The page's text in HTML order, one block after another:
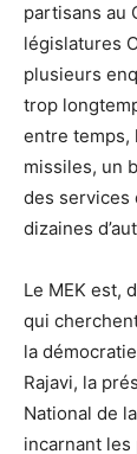
partisans au
législatures
plusieurs
trop
entre temps,
missiles, un
des services
dizaines
Le MEK est,
qui
la
Rajavi, la
National de
incarnant